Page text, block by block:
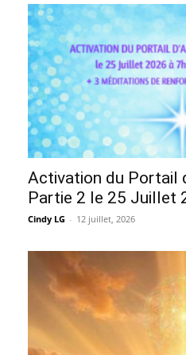
Activation du Portail
Partie 2 le 25 Juillet
Cindy LG - 12 juillet, 2026